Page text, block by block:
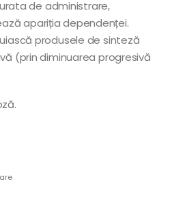
de administrare,
apariția dependenței.
produsele de sinteză
(prin diminuarea progresivă